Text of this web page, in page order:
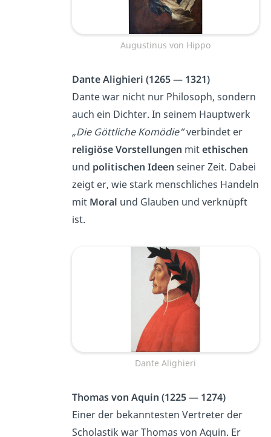
Augustinus von Hippo
Dante Alighieri (1265 — 1321)
Dante war nicht nur Philosoph, sondern
auch ein Dichter. In seinem Hauptwerk
„Die Göttliche Komödie“verbindet er
religiöse Vorstellungen mitethischen
und politischen Ideen seiner Zeit. Dabei
zeigt er, wie stark menschliches Handeln
mit Moral und Glauben und verknüpft
ist.
Dante Alighieri
Thomas von Aquin (1225 — 1274)
Einer der bekanntesten Vertreter der
Scholastik war Thomas von Aquin. Er